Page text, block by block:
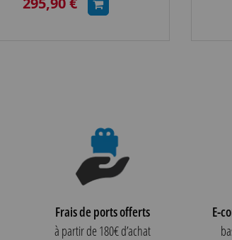
Frais de ports offerts
à partir de 180€ d’achat
E-